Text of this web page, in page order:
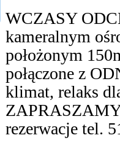
WCZASY
kameralnym
położonym
połączone z
klimat, relaks
rezerwacje tel.